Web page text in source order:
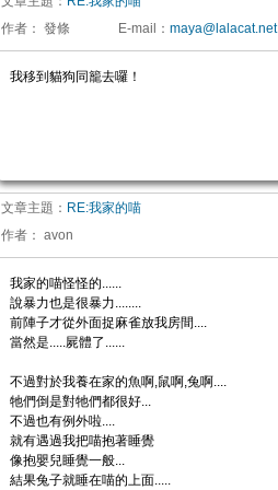
作者： 發條 E-mail ： maya@lalacat.net
我移到貓狗同籠去囉！
文章主題： RE:我家的喵
作者： avon
我家的喵怪怪的......
說暴力也是很暴力........
前陣子才從外面捉麻雀放我房間....
當然是.....屍體了......
不過對於我養在家的魚啊,鼠啊,兔啊....
牠們倒是對牠們都很好...
不過也有例外啦....
就有遇過我把喵抱著睡覺
像抱嬰兒睡覺一般...
結果兔子就睡在喵的上面.....